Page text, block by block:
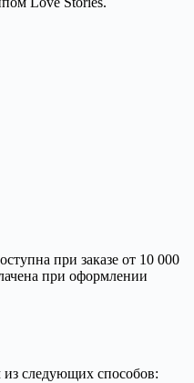
при заказе от 10 000
при оформлении
следующих способов: